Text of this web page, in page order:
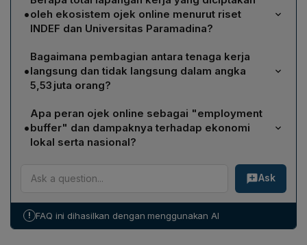
•oleh ekosistem ojek online menurut riset
INDEF dan Universitas Paramadina?
Riset tersebut menunjukkan bahwa ekosistem ojek
online menciptakan total 5,53 juta lapangan kerja, yang
meliputi tenaga kerja langsung dan tidak langsung.
•
Bagaimana pembagian antara tenaga kerja
langsung dan tidak langsung dalam angka
5,53 juta orang?
Dari total tersebut, 2,91 juta orang merupakan tenaga
kerja langsung sebagai pengemudi, sedangkan
2,62 juta orang merupakan tenaga kerja tidak langsung
•
Apa peran ojek online sebagai "employment
buffer" dan dampaknya terhadap ekonomi
lokal serta nasional?
ketenagakerjaan bagi pekerja perkotaan
berkemampuan rendah‑menengah dan korban PHK,
Aktivitasnya menekan pengangguran, memperkuat
Ask
! FAQ ini dihasilkan dengan menggunakan AI